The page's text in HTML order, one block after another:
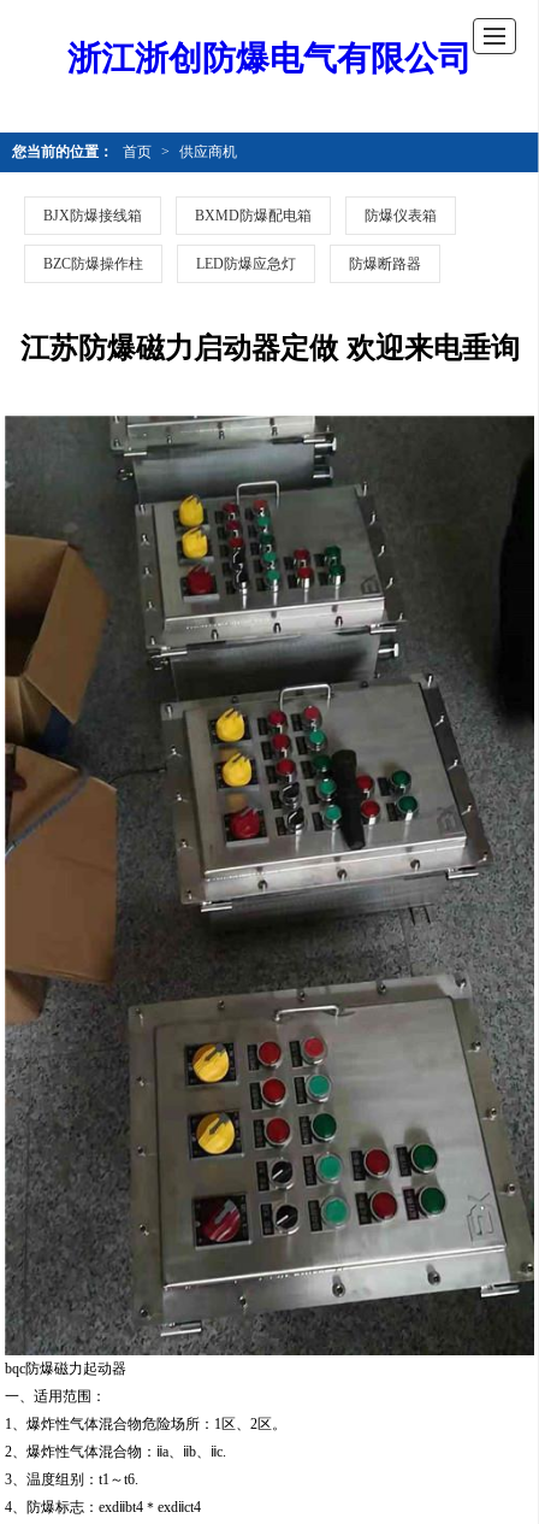
浙江浙创防爆电气有限公司
您当前的位置： 首页 > 供应商机
BJX防爆接线箱 BXMD防爆配电箱 防爆仪表箱
BZC防爆操作柱 LED防爆应急灯 防爆断路器
江苏防爆磁力启动器定做 欢迎来电垂询
bqc防爆磁力起动器
一、适用范围：
1、爆炸性气体混合物危险场所：1区、2区。
2、爆炸性气体混合物：ⅱa、ⅱb、ⅱc.
3、温度组别：t1～t6.
4、防爆标志：exdⅱbt4＊exdⅱct4